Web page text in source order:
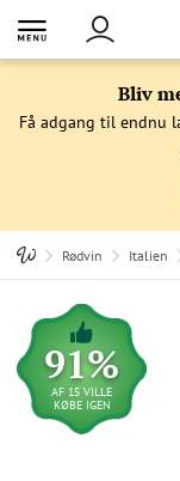
Bliv
Få adgang til endnu
Rødvin Italien
91%
AF 15 VILLE
KØBE IGEN